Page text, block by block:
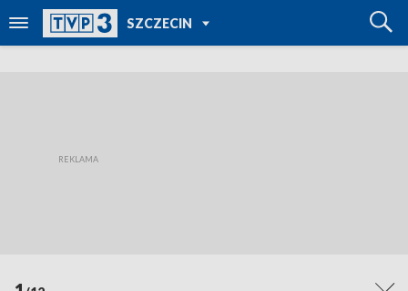
SZCZECIN
TVP REGIONY